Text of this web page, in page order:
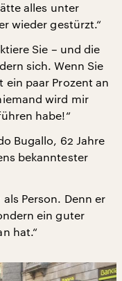
alles unter
wieder gestürzt.“
Sie – und die
sich. Wenn Sie
paar Prozent an
wird mir
habe!“
Bugallo, 62 Jahre
bekanntester
Person. Denn er
ein guter
hat.“